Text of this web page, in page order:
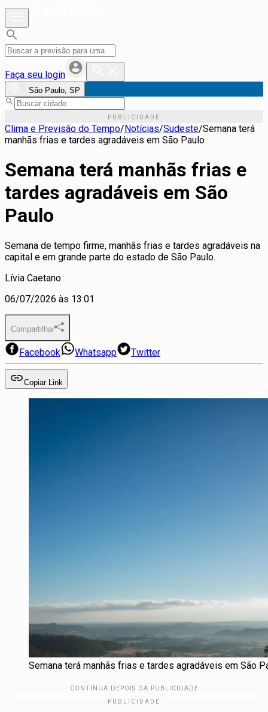
Faça seu login
São Paulo, SP
Clima e Previsão do Tempo/Notícias/Sudeste/Semana terá
manhãs frias e tardes agradáveis em São Paulo
Semana terá manhãs frias e
tardes agradáveis em São
Paulo
Semana de tempo firme, manhãs frias e tardes agradáveis na
capital e em grande parte do estado de São Paulo.
Lívia Caetano
06/07/2026 às 13:01
Compartilhar
Facebook Whatsapp Twitter
Copiar Link
Semana terá manhãs frias e tardes agradáveis em São